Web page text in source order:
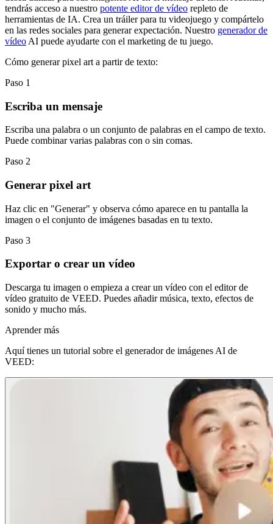
tendrás acceso a nuestro potente editor de vídeo repleto de
herramientas de IA. Crea un tráiler para tu videojuego y compártelo
en las redes sociales para generar expectación. Nuestro generador de
vídeo AI puede ayudarte con el marketing de tu juego.
Cómo generar pixel art a partir de texto:
Paso 1
Escriba un mensaje
Escriba una palabra o un conjunto de palabras en el campo de texto.
Puede combinar varias palabras con o sin comas.
Paso 2
Generar pixel art
Haz clic en "Generar" y observa cómo aparece en tu pantalla la
imagen o el conjunto de imágenes basadas en tu texto.
Paso 3
Exportar o crear un vídeo
Descarga tu imagen o empieza a crear un vídeo con el editor de
vídeo gratuito de VEED. Puedes añadir música, texto, efectos de
sonido y mucho más.
Aprender más
Aquí tienes un tutorial sobre el generador de imágenes AI de
VEED: